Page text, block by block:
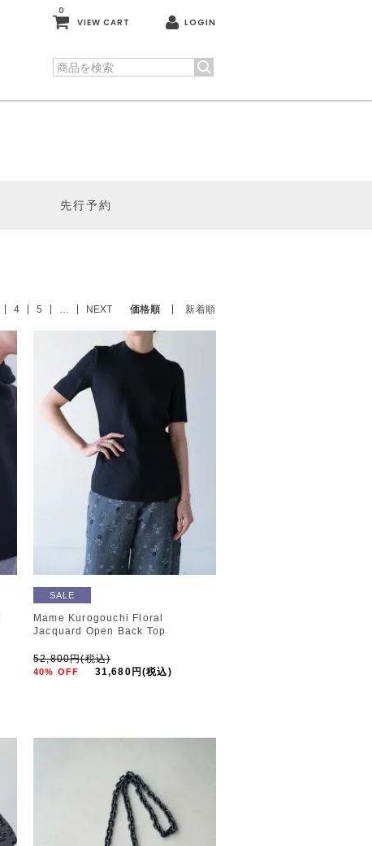
0
VIEW CART LOGIN
先行予約
価格順 新着順
4 5 … NEXT
SALE
Mame Kurogouchi Floral
Jacquard Open Back Top
52,800円(税込)
40% OFF 31,680円(税込)